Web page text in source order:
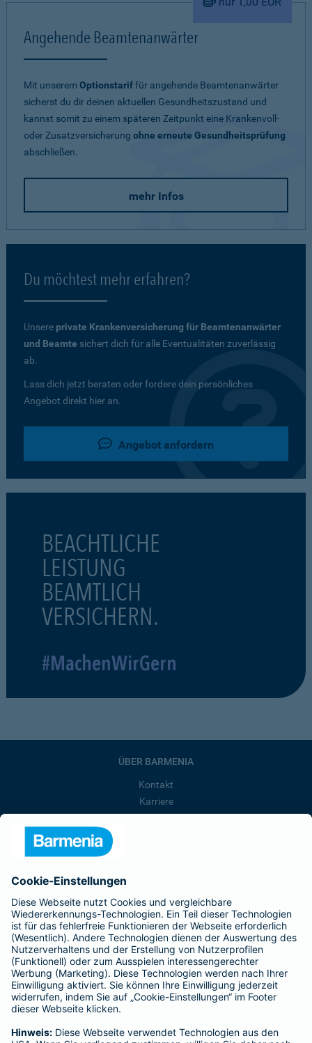
Angehende Beamtenanwärter
Mit unseremOptionstariffür angehende Beamtenanwärter
sicherst du dir deinen aktuellen Gesundheitszustand und
kannst somit zu einem späteren Zeitpunkt eine Krankenvoll-
oder Zusatzversicherung ohne erneute Gesundheitsprüfung
abschließen.
mehr Infos
Du möchtest mehr erfahren?
Unsere private Krankenversicherung für Beamtenanwärter
und Beamte sichert dich für alle Eventualitäten zuverlässig
ab.
Lass dich jetzt beraten oder fordere dein persönliches
Angebot direkt hier an.
Angebot anfordern
BEACHTLICHE
LEISTUNG
BEAMTLICH
VERSICHERN.
#MachenWirGern
ÜBER BARMENIA
Kontakt
Karriere
Barmenia ist Teil der BarmeniaGothaer
BELIEBTE SEITEN
Kranken-Zusatzversicherung
Tierversicherungen
Haftpflichtversicherung
Hausratversicherung